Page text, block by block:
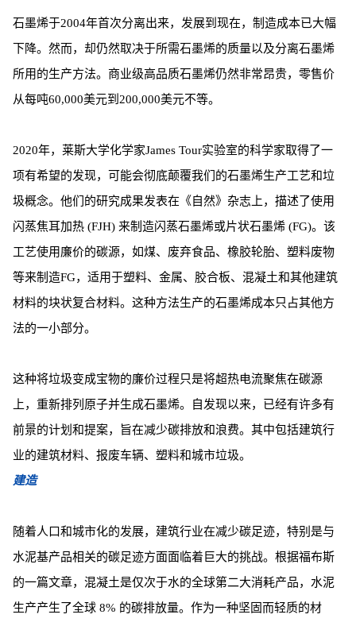
石墨烯于2004年首次分离出来，发展到现在，制造成本已大幅
下降。然而，却仍然取决于所需石墨烯的质量以及分离石墨烯
所用的生产方法。商业级高品质石墨烯仍然非常昂贵，零售价
从每吨60,000美元到200,000美元不等。
2020年，莱斯大学化学家James Tour实验室的科学家取得了一
项有希望的发现，可能会彻底颠覆我们的石墨烯生产工艺和垃
圾概念。他们的研究成果发表在《自然》杂志上，描述了使用
闪蒸焦耳加热 (FJH) 来制造闪蒸石墨烯或片状石墨烯 (FG)。该
工艺使用廉价的碳源，如煤、废弃食品、橡胶轮胎、塑料废物
等来制造FG，适用于塑料、金属、胶合板、混凝土和其他建筑
材料的块状复合材料。这种方法生产的石墨烯成本只占其他方
法的一小部分。
这种将垃圾变成宝物的廉价过程只是将超热电流聚焦在碳源
上，重新排列原子并生成石墨烯。自发现以来，已经有许多有
前景的计划和提案，旨在减少碳排放和浪费。其中包括建筑行
业的建筑材料、报废车辆、塑料和城市垃圾。
建造
随着人口和城市化的发展，建筑行业在减少碳足迹，特别是与
水泥基产品相关的碳足迹方面面临着巨大的挑战。根据福布斯
的一篇文章，混凝土是仅次于水的全球第二大消耗产品，水泥
生产产生了全球 8% 的碳排放量。作为一种坚固而轻质的材